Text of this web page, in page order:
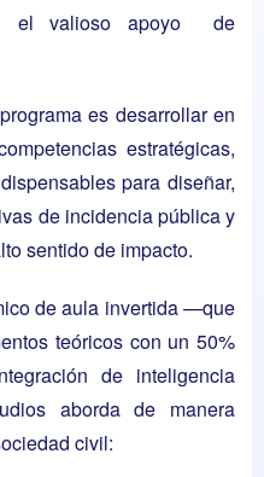
el valioso apoyo de
es desarrollar en
estratégicas,
para diseñar,
de incidencia pública y
sentido de impacto.
de aula invertida —que
teóricos con un 50%
de inteligencia
aborda de manera
civil: